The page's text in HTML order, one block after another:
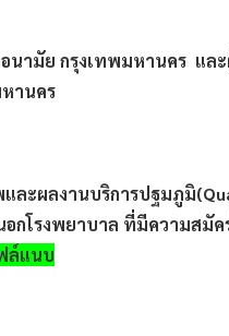
อนามัย กรุงเทพมหานคร
านคร
งานบริการปฐมภูมิ
อกโรงพยาบาล ที่มีความสมั
ล์แนบ